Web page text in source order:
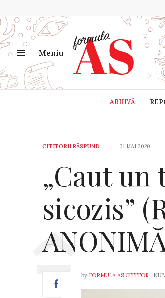
Meniu
ARHIVĂ
CITITORII RĂSPUND 21 MAI 2020
„Caut
sicozis”
by FORMULA AS CITITOR ,